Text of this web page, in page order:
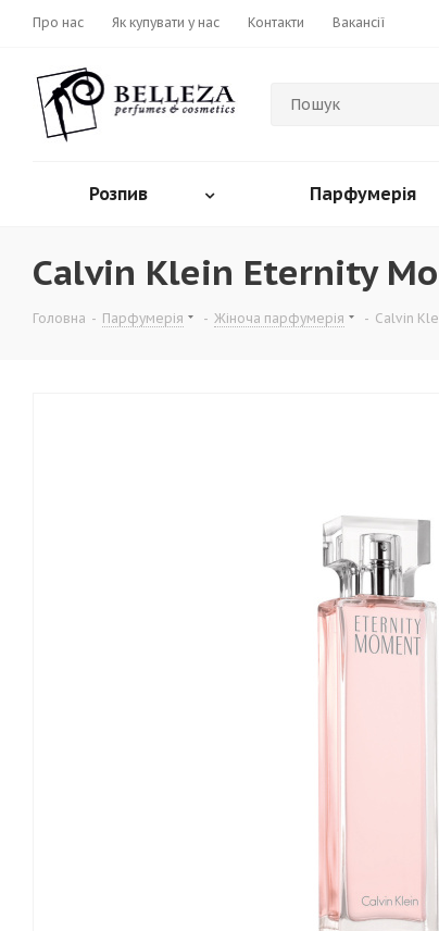
Про нас Як купувати у нас Контакти Вакансії
Розпив Парфумерія
Calvin Klein Eternity
Головна - Парфумерія - Жіноча парфумерія - Calvin